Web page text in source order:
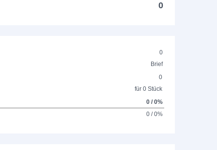
0
0
Brief
0
für 0 Stück
0 / 0%
0 / 0%